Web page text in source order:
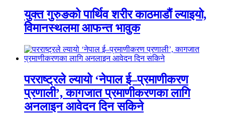
युक्त गुरुङको पार्थिव शरीर काठमाडौं ल्याइयो,
विमानस्थलमा आफन्त भावुक
परराष्ट्रले ल्यायो ‘नेपाल ई–प्रमाणीकरण
प्रणाली’, कागजात प्रमाणीकरणका लागि
अनलाइन आवेदन दिन सकिने